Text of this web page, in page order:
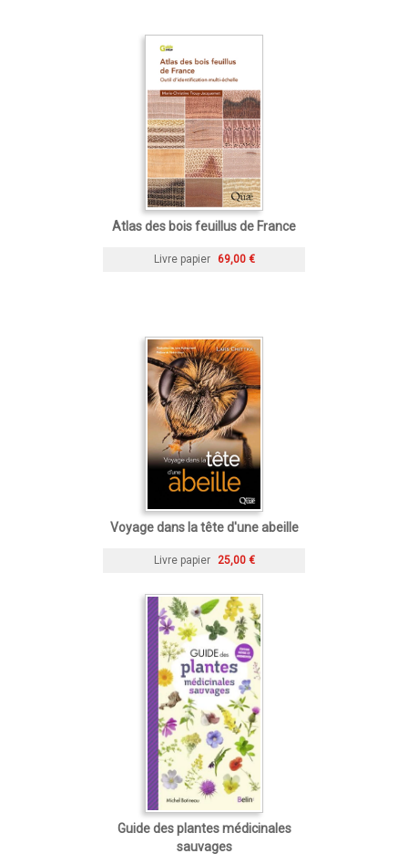
Atlas des bois feuillus de France
Livre papier 69,00 €
Voyage dans la tête d'une abeille
Livre papier 25,00 €
Guide des plantes médicinales
sauvages